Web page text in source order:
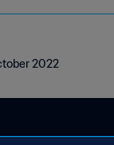
2022